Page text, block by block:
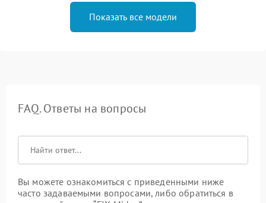
Показать все модели
FAQ. Ответы на вопросы
Вы можете ознакомиться с приведенными ниже
часто задаваемыми вопросами, либо обратиться в